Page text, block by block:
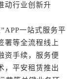
动行业创新升
一站式服务平
署等全流程线上
资手续，服务便
，平安租赁推出